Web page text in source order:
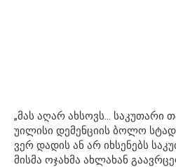
„მას აღარ ახსოვს… საკუთარი
უილისი დემენციის ბოლო
ვერ დადის ან არ იხსენებს
მისმა ოჯახმა ახლახან